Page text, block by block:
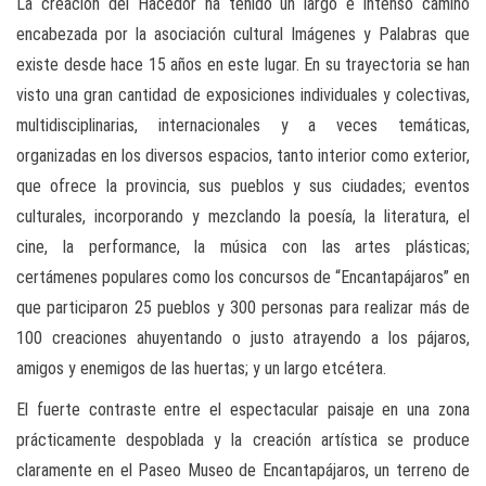
encabezada por la asociación cultural Imágenes y Palabras que
existe desde hace 15 años en este lugar. En su trayectoria se han
visto una gran cantidad de exposiciones individuales y colectivas,
multidisciplinarias, internacionales y a veces temáticas,
organizadas en los diversos espacios, tanto interior como exterior,
que ofrece la provincia, sus pueblos y sus ciudades; eventos
culturales, incorporando y mezclando la poesía, la literatura, el
cine, la performance, la música con las artes plásticas;
certámenes populares como los concursos de “Encantapájaros” en
que participaron 25 pueblos y 300 personas para realizar más de
100 creaciones ahuyentando o justo atrayendo a los pájaros,
amigos y enemigos de las huertas; y un largo etcétera.
El fuerte contraste entre el espectacular paisaje en una zona
prácticamente despoblada y la creación artística se produce
claramente en el Paseo Museo de Encantapájaros, un terreno de